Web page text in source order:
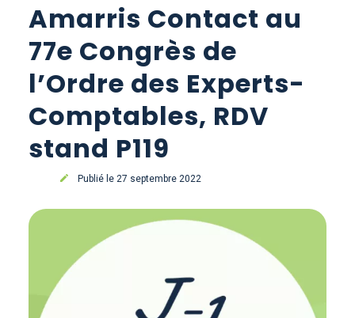
Amarris Contact au
77e Congrès de
l’Ordre des Experts-
Comptables, RDV
stand P119
Publié le 27 septembre 2022